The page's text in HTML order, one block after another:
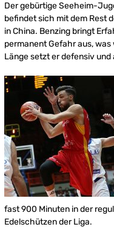
Der gebürtige Seeheim-
befindet sich mit dem Rest
in China. Benzing bringt
permanent Gefahr aus,
Länge setzt er defensiv und
fast 900 Minuten in der
Edelschützen der Liga.